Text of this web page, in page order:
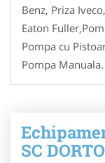
Benz, Priza
Eaton
Pompa cu
Pompa Manuala.
SC